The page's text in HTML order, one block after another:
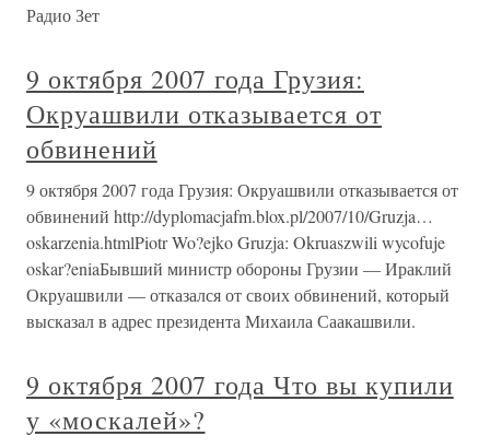
Радио Зет
9 октября 2007 года Грузия:
Окруашвили отказывается от
обвинений
9 октября 2007 года Грузия: Окруашвили отказывается от
обвинений http://dyplomacjafm.blox.pl/2007/10/Gruzja…
oskarzenia.htmlPiotr Wo?ejko Gruzja: Okruaszwili wycofuje
oskar?eniaБывший министр обороны Грузии — Ираклий
Окруашвили — отказался от своих обвинений, который
высказал в адрес президента Михаила Саакашвили.
9 октября 2007 года Что вы купили
у «москалей»?